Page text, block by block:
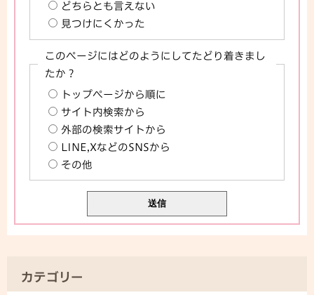
どちらとも言えない
見つけにくかった
このページにはどのようにしてたどり着きまし
たか？
トップページから順に
サイト内検索から
外部の検索サイトから
LINE,XなどのSNSから
その他
カテゴリー